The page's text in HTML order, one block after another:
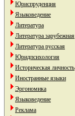
Юриспруденция
Языковедение
Литература
Литература зарубежная
Литература русская
Юридпсихология
Историческая личность
Иностранные языки
Эргономика
Языковедение
Реклама